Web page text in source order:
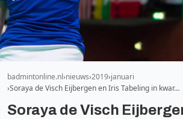
badmintonline.nl nieuws 2019 januari
Soraya de Visch Eijbergen en Iris Tabeling in kwar…
Soraya de Visch